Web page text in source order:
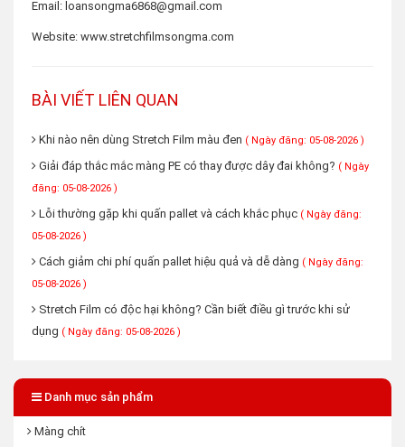
Email: loansongma6868@gmail.com
Website: www.stretchfilmsongma.com
BÀI VIẾT LIÊN QUAN
Khi nào nên dùng Stretch Film màu đen ( Ngày đăng: 05-08-2026 )
Giải đáp thắc mắc màng PE có thay được dây đai không? ( Ngày
đăng: 05-08-2026 )
Lỗi thường gặp khi quấn pallet và cách khắc phục ( Ngày đăng:
05-08-2026 )
Cách giảm chi phí quấn pallet hiệu quả và dễ dàng ( Ngày đăng:
05-08-2026 )
Stretch Film có độc hại không? Cần biết điều gì trước khi sử
dụng ( Ngày đăng: 05-08-2026 )
Danh mục sản phẩm
Màng chít